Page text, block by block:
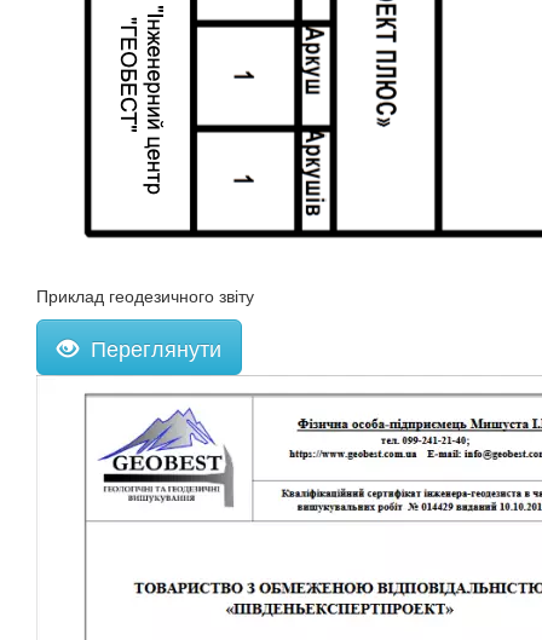
Приклад геодезичного звіту
Переглянути